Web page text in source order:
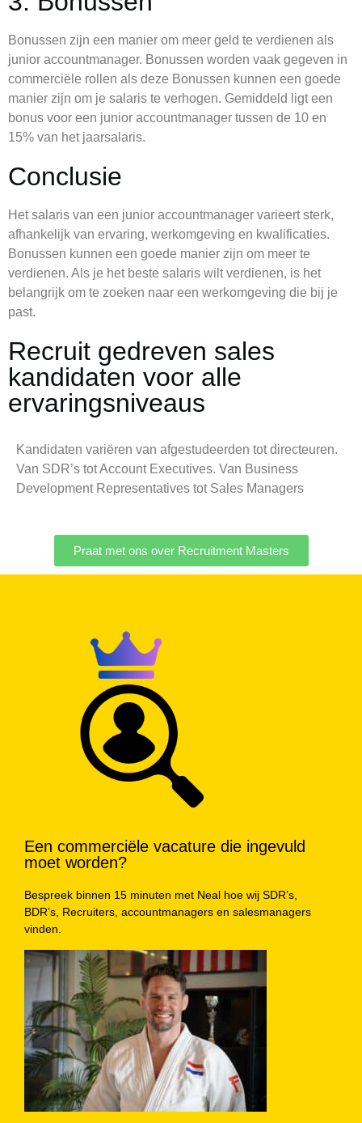
Bonussen zijn een manier om meer geld te verdienen als
junior accountmanager. Bonussen worden vaak gegeven in
commerciële rollen als deze Bonussen kunnen een goede
manier zijn om je salaris te verhogen. Gemiddeld ligt een
bonus voor een junior accountmanager tussen de 10 en
15% van het jaarsalaris.
Conclusie
Het salaris van een junior accountmanager varieert sterk,
afhankelijk van ervaring, werkomgeving en kwalificaties.
Bonussen kunnen een goede manier zijn om meer te
verdienen. Als je het beste salaris wilt verdienen, is het
belangrijk om te zoeken naar een werkomgeving die bij je
past.
Recruit gedreven sales
kandidaten voor alle
ervaringsniveaus
Kandidaten variëren van afgestudeerden tot directeuren.
Van SDR’s tot Account Executives. Van Business
Development Representatives tot Sales Managers
Praat met ons over Recruitment Masters
Een commerciële vacature die ingevuld
moet worden?
Bespreek binnen 15 minuten met Neal hoe wij SDR’s,
BDR’s, Recruiters, accountmanagers en salesmanagers
vinden.